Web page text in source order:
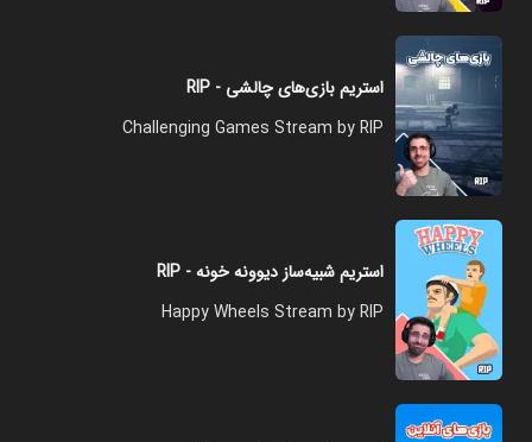
استریم بازی‌های چالشی - RIP
Challenging Games Stream by RIP
استریم شبیه‌ساز دیوونه‌ خونه - RIP
Happy Wheels Stream by RIP